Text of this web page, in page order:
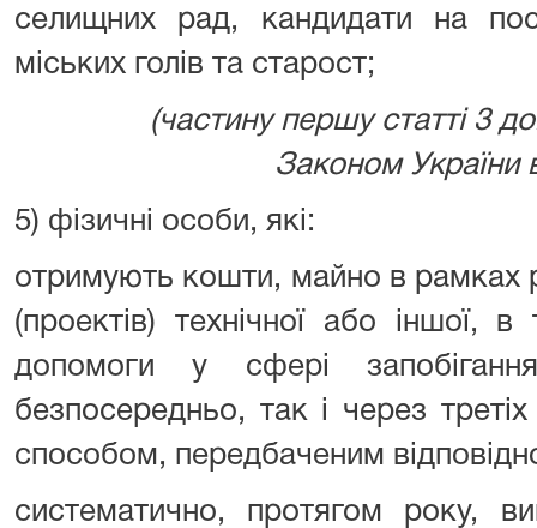
селищних рад, кандидати на
міських голів та старост;
(частину першу статті 3
Законом України
5) фізичні особи, які:
отримують кошти, майно в рамках
(проектів) технічної або іншої,
допомоги у сфері
безпосередньо, так і через
способом, передбаченим
систематично, протягом року,